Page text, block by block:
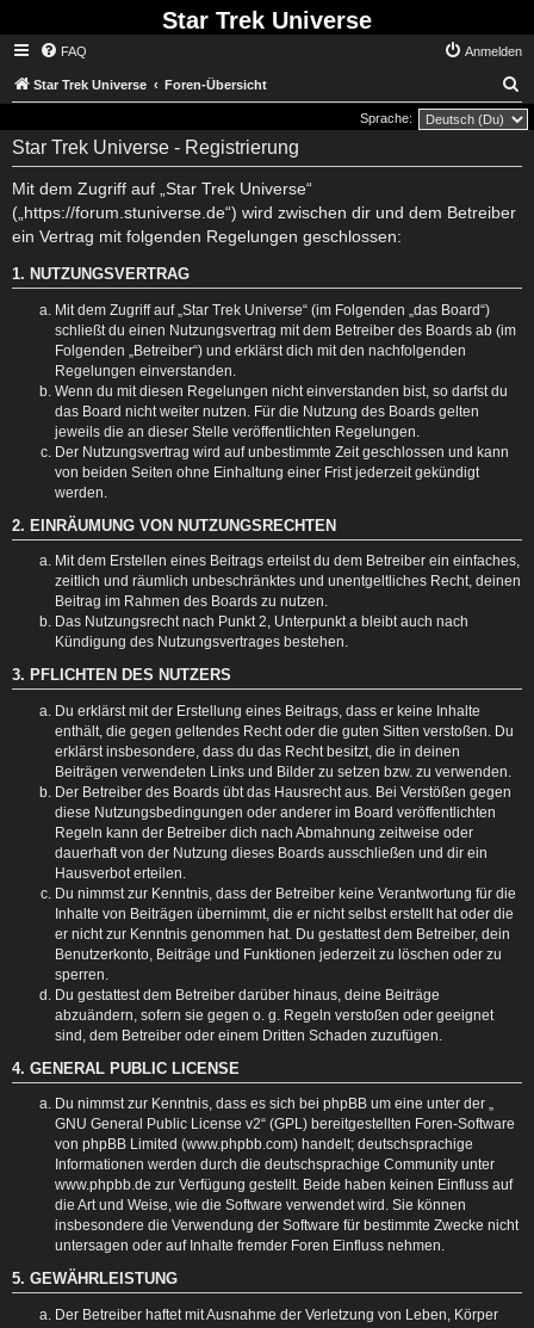
Star Trek Universe
FAQ Anmelden
Star Trek Universe Foren-Übersicht
Sprache:
Star Trek Universe - Registrierung
Mit dem Zugriff auf „Star Trek Universe“
(„https://forum.stuniverse.de“) wird zwischen dir und dem Betreiber
ein Vertrag mit folgenden Regelungen geschlossen:
1. NUTZUNGSVERTRAG
Mit dem Zugriff auf „Star Trek Universe“ (im Folgenden „das Board“)
schließt du einen Nutzungsvertrag mit dem Betreiber des Boards ab (im
Folgenden „Betreiber“) und erklärst dich mit den nachfolgenden
Regelungen einverstanden.
Wenn du mit diesen Regelungen nicht einverstanden bist, so darfst du
das Board nicht weiter nutzen. Für die Nutzung des Boards gelten
jeweils die an dieser Stelle veröffentlichten Regelungen.
Der Nutzungsvertrag wird auf unbestimmte Zeit geschlossen und kann
von beiden Seiten ohne Einhaltung einer Frist jederzeit gekündigt
werden.
2. EINRÄUMUNG VON NUTZUNGSRECHTEN
Mit dem Erstellen eines Beitrags erteilst du dem Betreiber ein einfaches,
zeitlich und räumlich unbeschränktes und unentgeltliches Recht, deinen
Beitrag im Rahmen des Boards zu nutzen.
Das Nutzungsrecht nach Punkt 2, Unterpunkt a bleibt auch nach
Kündigung des Nutzungsvertrages bestehen.
3. PFLICHTEN DES NUTZERS
Du erklärst mit der Erstellung eines Beitrags, dass er keine Inhalte
enthält, die gegen geltendes Recht oder die guten Sitten verstoßen. Du
erklärst insbesondere, dass du das Recht besitzt, die in deinen
Beiträgen verwendeten Links und Bilder zu setzen bzw. zu verwenden.
Der Betreiber des Boards übt das Hausrecht aus. Bei Verstößen gegen
diese Nutzungsbedingungen oder anderer im Board veröffentlichten
Regeln kann der Betreiber dich nach Abmahnung zeitweise oder
dauerhaft von der Nutzung dieses Boards ausschließen und dir ein
Hausverbot erteilen.
Du nimmst zur Kenntnis, dass der Betreiber keine Verantwortung für die
Inhalte von Beiträgen übernimmt, die er nicht selbst erstellt hat oder die
er nicht zur Kenntnis genommen hat. Du gestattest dem Betreiber, dein
Benutzerkonto, Beiträge und Funktionen jederzeit zu löschen oder zu
sperren.
Du gestattest dem Betreiber darüber hinaus, deine Beiträge
abzuändern, sofern sie gegen o. g. Regeln verstoßen oder geeignet
sind, dem Betreiber oder einem Dritten Schaden zuzufügen.
4. GENERAL PUBLIC LICENSE
Du nimmst zur Kenntnis, dass es sich bei phpBB um eine unter der „
GNU General Public License v2“ (GPL) bereitgestellten Foren-Software
von phpBB Limited (www.phpbb.com) handelt; deutschsprachige
Informationen werden durch die deutschsprachige Community unter
www.phpbb.de zur Verfügung gestellt. Beide haben keinen Einfluss auf
die Art und Weise, wie die Software verwendet wird. Sie können
insbesondere die Verwendung der Software für bestimmte Zwecke nicht
untersagen oder auf Inhalte fremder Foren Einfluss nehmen.
5. GEWÄHRLEISTUNG
Der Betreiber haftet mit Ausnahme der Verletzung von Leben, Körper